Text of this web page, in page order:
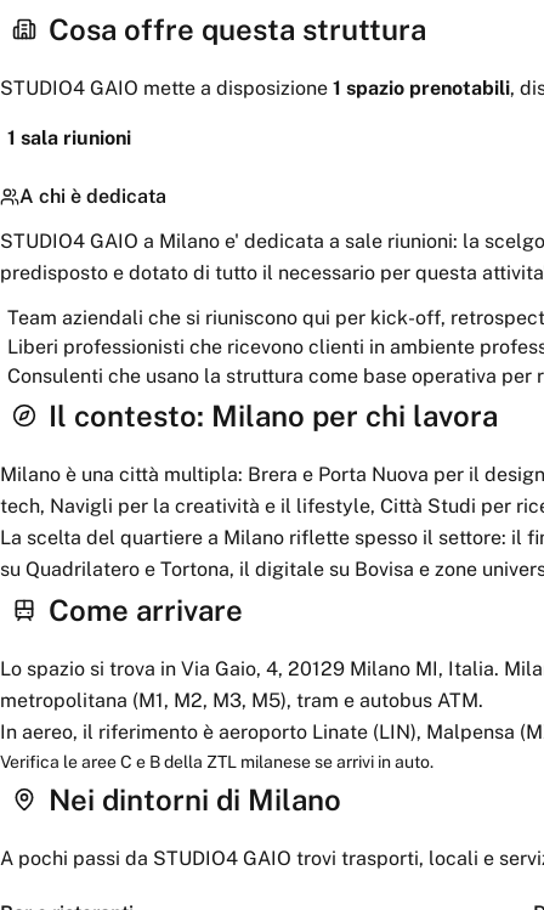
Cosa offre questa struttura
STUDIO4 GAIO mette a disposizione 1 spazio prenotabili,
1 sala riunioni
A chi è dedicata
STUDIO4 GAIO a Milano e' dedicata a sale riunioni: la
predisposto e dotato di tutto il necessario per questa
Team aziendali che si riuniscono qui per kick-off,
Liberi professionisti che ricevono clienti in ambiente
Consulenti che usano la struttura come base operativa per
Il contesto: Milano per chi lavora
Milano è una città multipla: Brera e Porta Nuova per il
tech, Navigli per la creatività e il lifestyle, Città Studi per
La scelta del quartiere a Milano riflette spesso il settore: il
su Quadrilatero e Tortona, il digitale su Bovisa e zone
Come arrivare
Lo spazio si trova in Via Gaio, 4, 20129 Milano MI, Italia.
metropolitana (M1, M2, M3, M5), tram e autobus ATM.
In aereo, il riferimento è aeroporto Linate (LIN), Malpensa
Verifica le aree C e B della ZTL milanese se arrivi in auto.
Nei dintorni di Milano
A pochi passi da STUDIO4 GAIO trovi trasporti, locali e